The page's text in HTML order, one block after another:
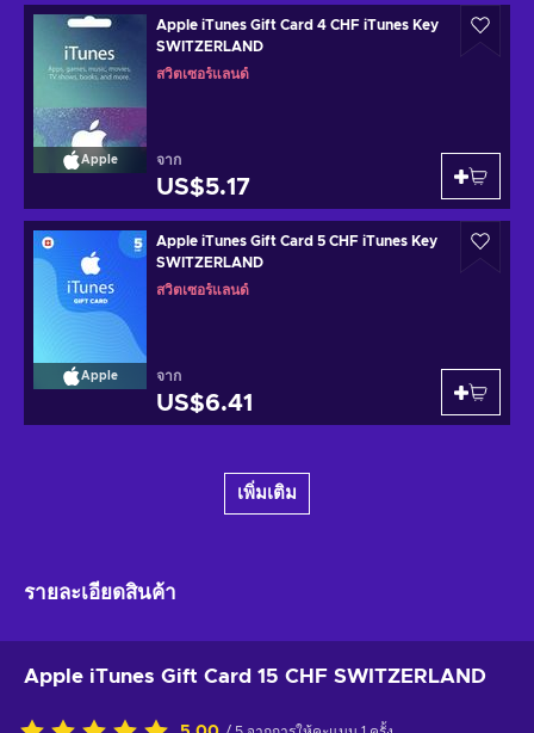
Apple
Apple iTunes Gift Card 4 CHF iTunes Key
SWITZERLAND
สวิตเซอร์แลนด์
จาก
US$5.17
Apple
Apple iTunes Gift Card 5 CHF iTunes Key
SWITZERLAND
สวิตเซอร์แลนด์
จาก
US$6.41
เพิ่มเติม
รายละเอียดสินค้า
Apple iTunes Gift Card 15 CHF SWITZERLAND